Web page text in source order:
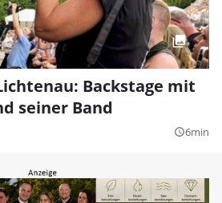
Backstage mit
seiner Band
query_builder6min